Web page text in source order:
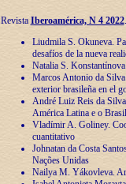
Revista Iberoamérica, N 4 2022
Liudmila S. Okuneva.
desafíos de la nueva
Natalia S.
Marcos Antonio da
exterior brasileña en el
André Luiz Reis da
América Latina e o Brasil
Vladímir A. Goliney.
cuantitativo
Johnatan da Costa
Nações Unidas
Nailya M. Yákovleva.